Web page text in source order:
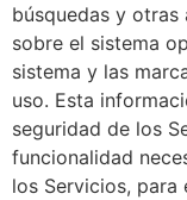
búsquedas y
sobre el sistema
sistema y las
uso. Esta
seguridad de los
funcionalidad
los Servicios, para